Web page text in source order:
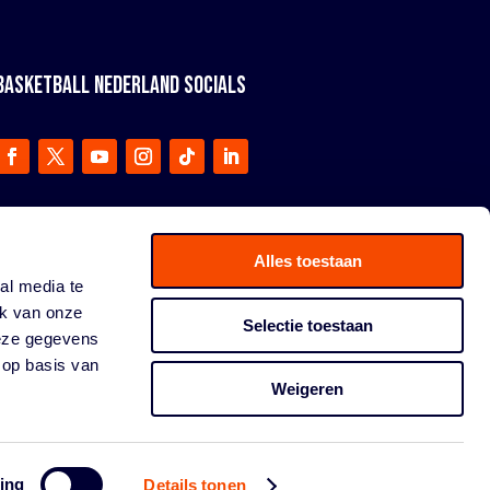
media te
van onze
gegevens
basis van
Details tonen
Alles toestaan
Selectie toestaan
Weigeren
NEDERLAND SOCIALS